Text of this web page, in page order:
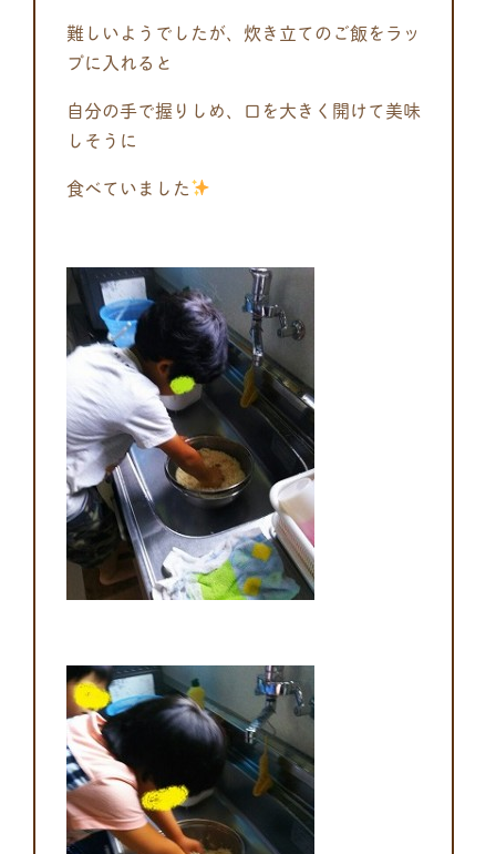
難しいようでしたが、炊き立てのご飯をラッ
プに入れると
自分の手で握りしめ、口を大きく開けて美味
しそうに
食べていました